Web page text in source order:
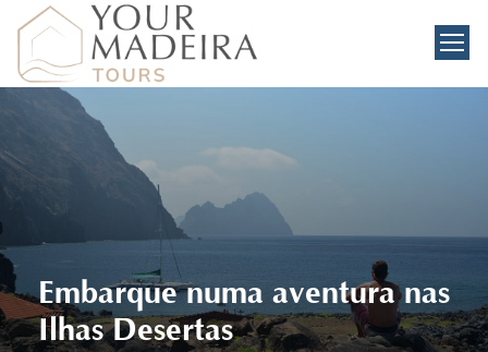
Embarque numa aventura nas
Ilhas Desertas